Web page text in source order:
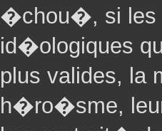
�chou�, si les
id�ologiques
plus valides, la
h�ro�sme,